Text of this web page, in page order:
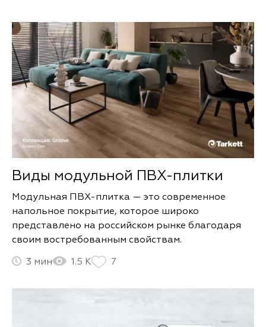
Виды модульной ПВХ-плитки
Модульная ПВХ-плитка — это современное
напольное покрытие, которое широко
представлено на российском рынке благодаря
своим востребованным свойствам.
3 1.5 К 7